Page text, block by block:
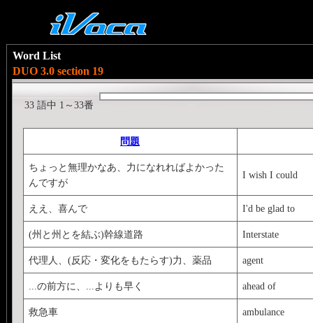
Word List
DUO 3.0 section 19
33 語中 1～33番
問題
ちょっと無理かなあ、力になれればよかった
んですが
I wish I could
ええ、喜んで I'd be glad to
(州と州とを結ぶ)幹線道路 Interstate
代理人、(反応・変化をもたらす)力、薬品 agent
...の前方に、...よりも早く ahead of
救急車 ambulance